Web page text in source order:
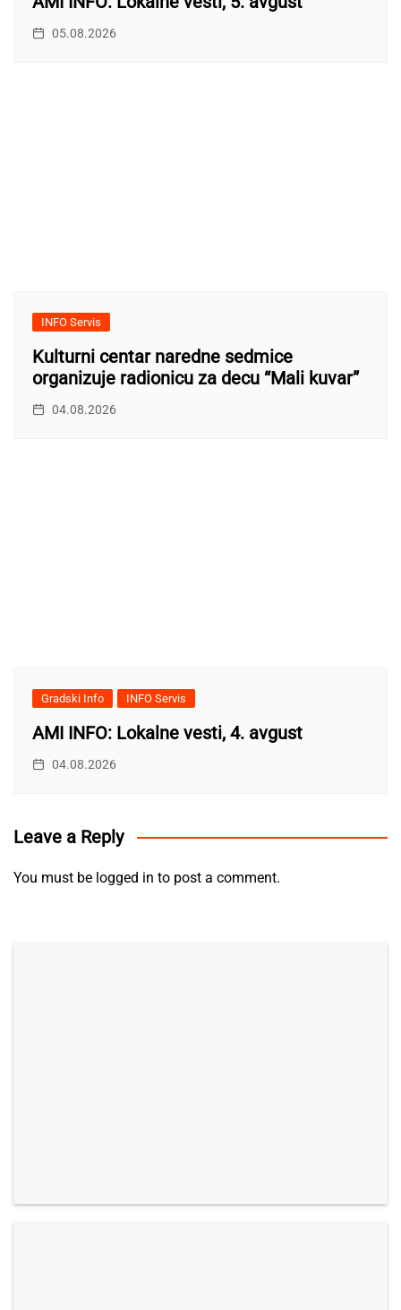
05.08.2026
INFO Servis
Kulturni centar naredne sedmice
organizuje radionicu za decu “Mali kuvar”
04.08.2026
Gradski Info INFO Servis
AMI INFO: Lokalne vesti, 4. avgust
04.08.2026
Leave a Reply
You must be logged in to post a comment.